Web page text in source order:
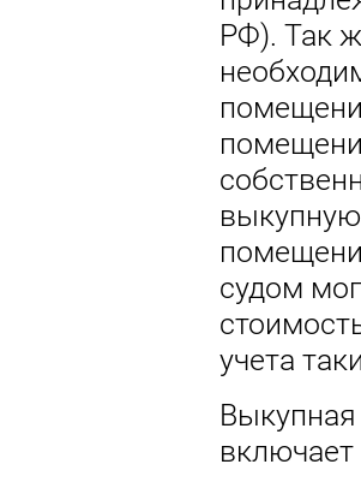
РФ). Так
судом
учета
включает